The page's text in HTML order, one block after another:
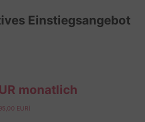
Einstiegsangebot
monatlich
EUR)